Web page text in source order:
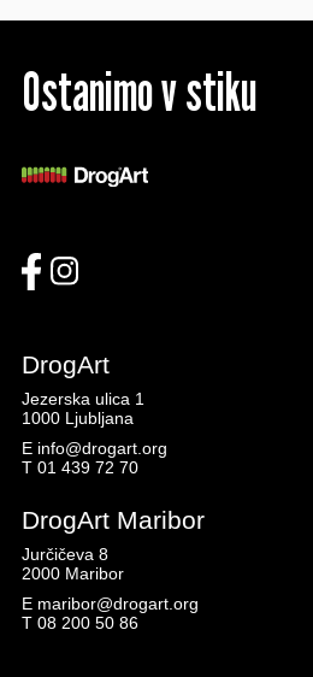
Ostanimo v stiku
DrogArt
Jezerska ulica 1
1000 Ljubljana
E info@drogart.org
T 01 439 72 70
DrogArt Maribor
Jurčičeva 8
2000 Maribor
E maribor@drogart.org
T 08 200 50 86